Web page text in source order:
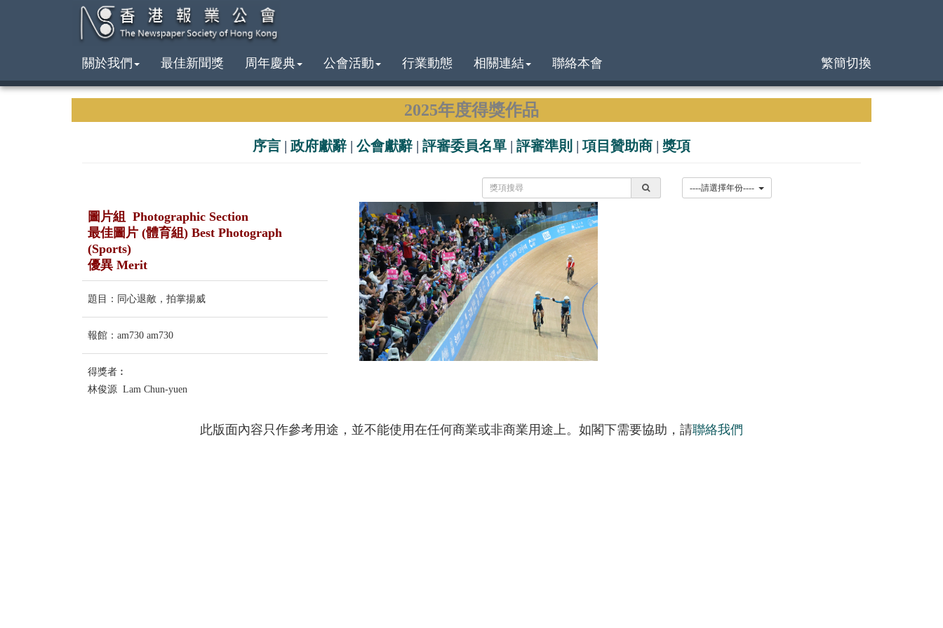
關於我們 最佳新聞獎 周年慶典 公會活動 行業動態 相關連結 聯絡本會 繁簡切換
2025年度得獎作品
序言 | 政府獻辭 | 公會獻辭 | 評審委員名單 | 評審準則 | 項目贊助商 | 獎項
圖片組 Photographic Section
最佳圖片 (體育組) Best Photograph
(Sports)
優異 Merit
題目：同心退敵，拍掌揚威
報館：am730 am730
得獎者︰
林俊源 Lam Chun-yuen
此版面內容只作參考用途，並不能使用在任何商業或非商業用途上。如閣下需要協助，請聯絡我們